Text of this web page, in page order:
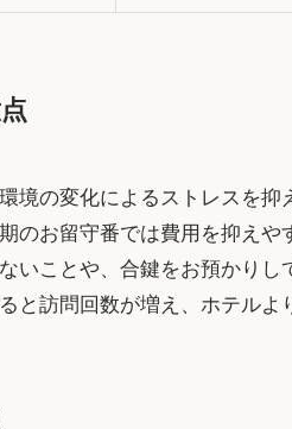
境の変化によるストレスを
のお留守番では費用を抑え
いことや、合鍵をお預かり
と訪問回数が増え、ホテルよ